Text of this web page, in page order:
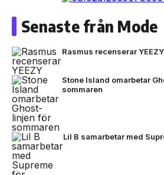
Senaste från Mode
Rasmus recenserar YEEZY
Stone Island omarbetar
sommaren
Lil B samarbetar med